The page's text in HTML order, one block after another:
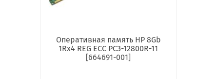
Оперативная память HP 8Gb
1Rx4 REG ECC PC3-12800R-11
[664691-001]